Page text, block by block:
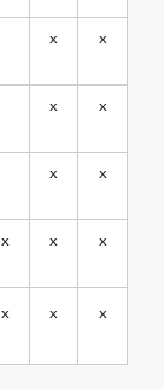
x x
x x
x x
x x x
x x x